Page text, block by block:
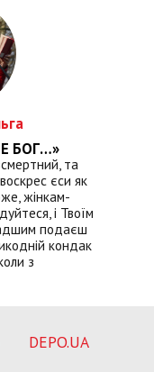
БОГ…»
та
єси як
жінкам-
і Твоїм
подаєш
кондак
з
DEPO.UA